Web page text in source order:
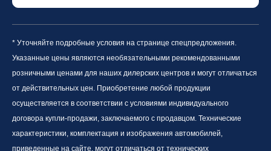
* Уточняйте подробные условия на странице спецпредложения.
Указанные цены являются необязательными рекомендованными
розничными ценами для наших дилерских центров и могут отличаться
от действительных цен. Приобретение любой продукции
осуществляется в соответствии с условиями индивидуального
договора купли-продажи, заключаемого с продавцом. Технические
характеристики, комплектация и изображения автомобилей,
приведенные на сайте, могут отличаться от технических